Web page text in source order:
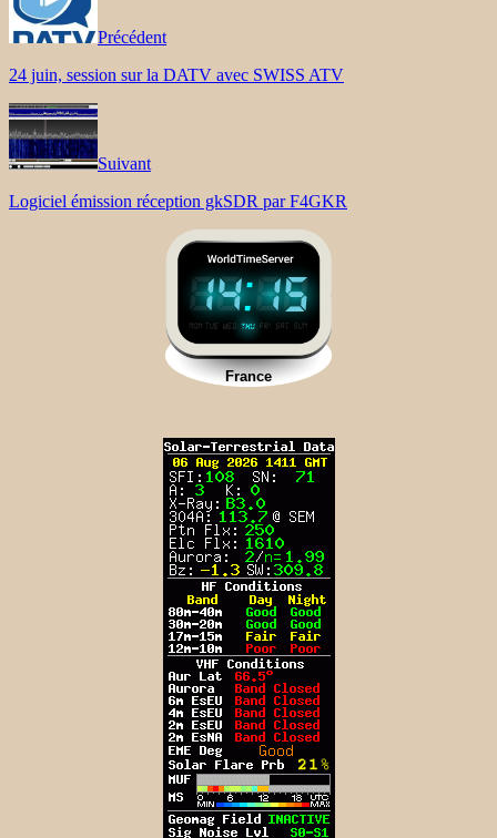
Précédent
24 juin, session sur la DATV avec SWISS ATV
Suivant
Logiciel émission réception gkSDR par F4GKR